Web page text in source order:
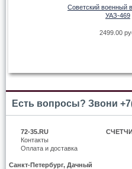
Советский военный
УАЗ-469
2499.00
Есть вопросы? Звони
72-35.RU
Контакты
Оплата и доставка
Санкт-Петербург, Дачный